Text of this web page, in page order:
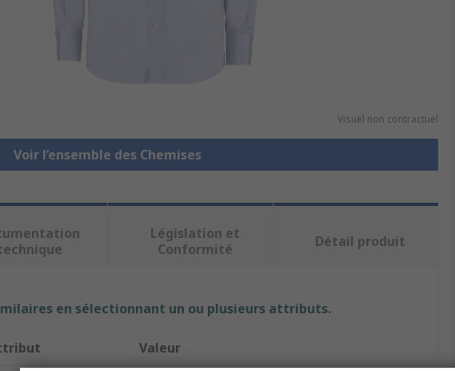
Visuel non contractuel
Voir l’ensemble des Chemises
Législation et
Conformité
Détail produit
en sélectionnant un ou plusieurs attributs.
Valeur